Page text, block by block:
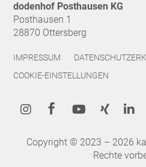
dodenhof Posthausen KG
Posthausen 1
28870 Ottersberg
IMPRESSUM
COOKIE-EINSTELLUNGEN
    
Copyright © 2023 – 2026
Rechte